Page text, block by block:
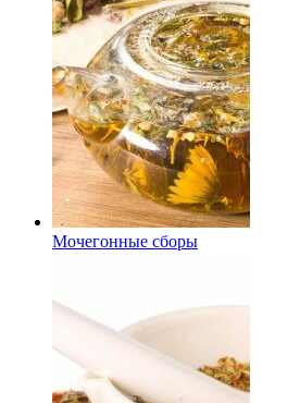
Мочегонные сборы